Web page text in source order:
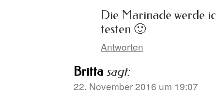
Die Marinade werde
testen 🙂
Antworten
Britta sagt:
22. November 2016 um 19:07